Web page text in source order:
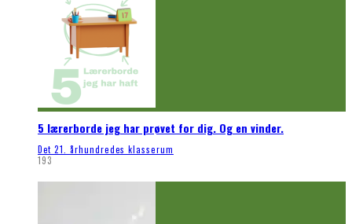
5 lærerborde jeg har prøvet for dig. Og en vinder.
Det 21. århundredes klasserum
193